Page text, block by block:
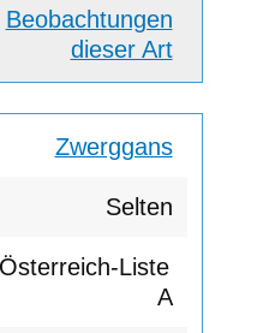
Beobachtungen
dieser Art
Zwerggans
Selten
A